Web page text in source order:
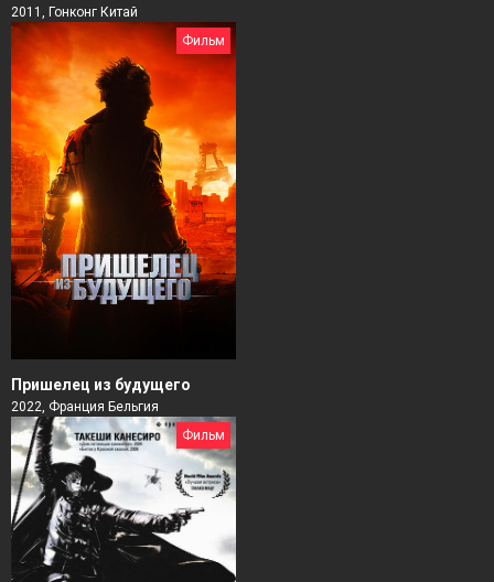
2011, Гонконг Китай
Фильм
Пришелец из будущего
2022, Франция Бельгия
Фильм